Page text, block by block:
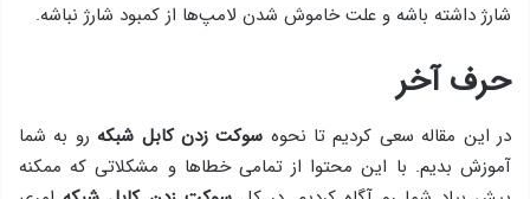
شارژ داشته باشه و علت خاموش شدن لامپ‌ها از کمبود شارژ نباشه.
حرف آخر
در این مقاله سعی کردیم تا نحوه سوکت زدن کابل شبکه رو به شما
آموزش بدیم. با این محتوا از تمامی خطاها و مشکلاتی که ممکنه